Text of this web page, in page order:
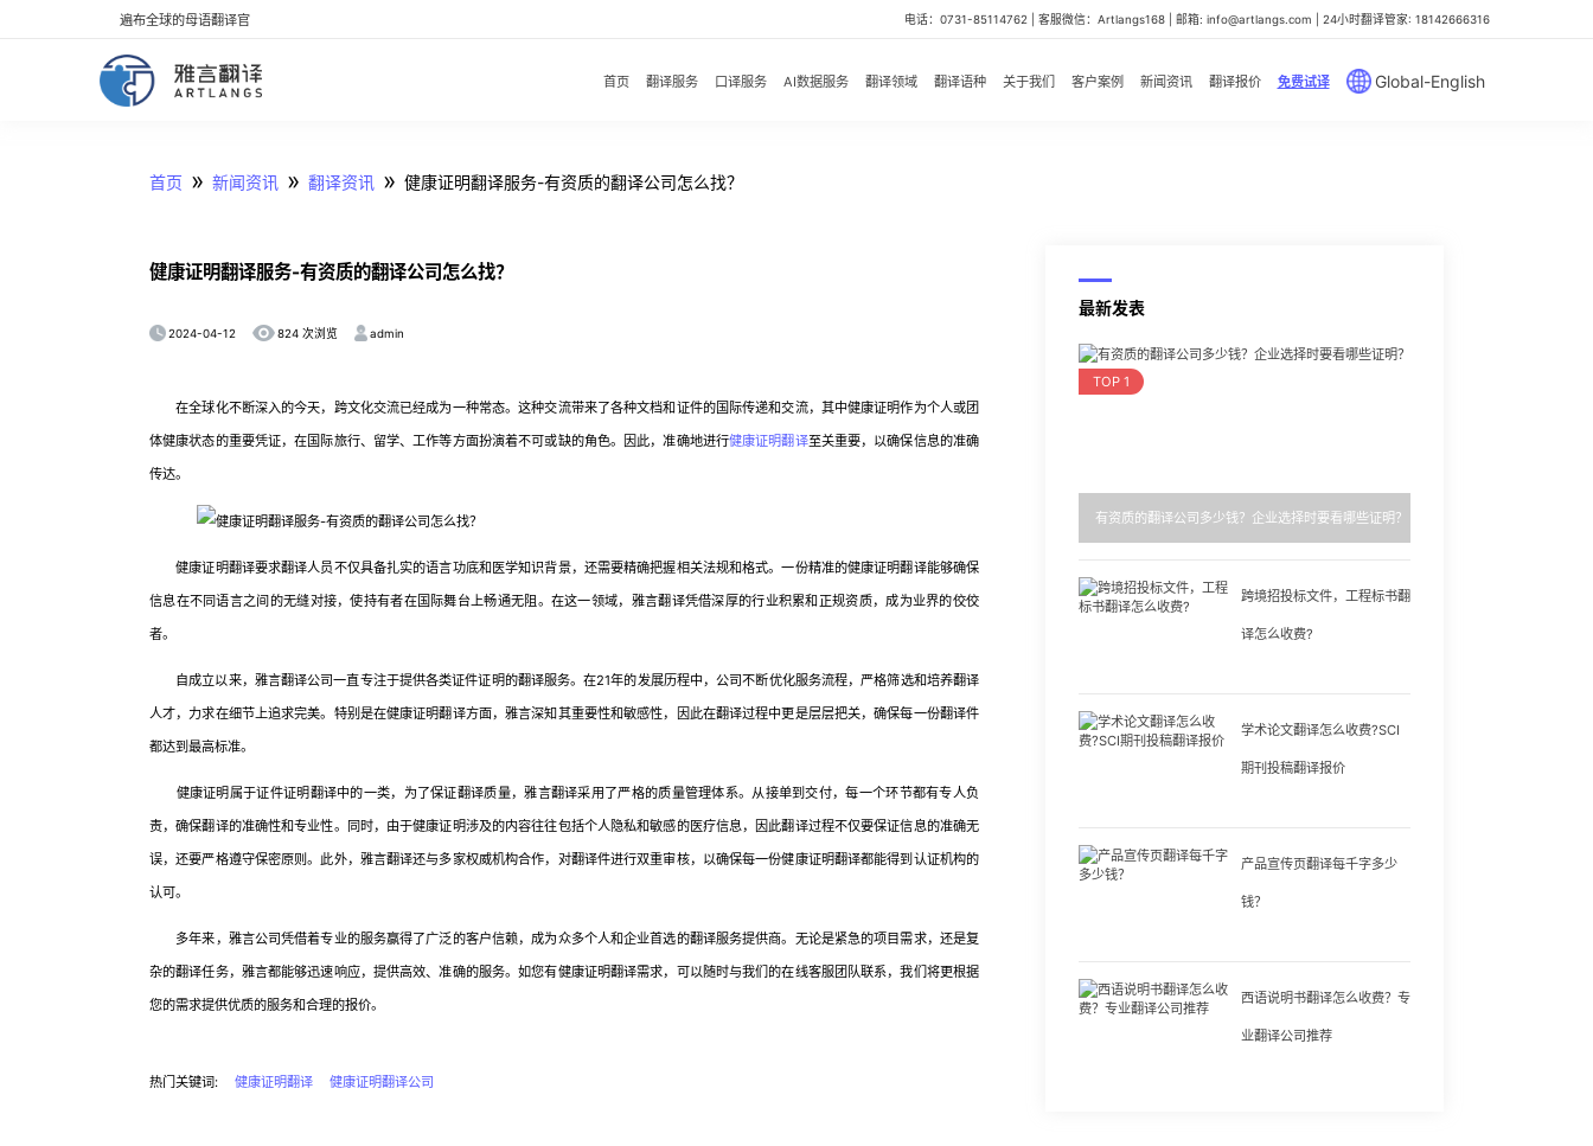
遍布全球的母语翻译官 电话：0731-85114762 | 客服微信：Artlangs168 | 邮箱: info@artlangs.com | 24小时翻译管家: 18142666316
首页 翻译服务 口译服务 AI数据服务 翻译领域 翻译语种 关于我们 客户案例 新闻资讯 翻译报价 免费试译 Global-English
首页 » 新闻资讯 » 翻译资讯 » 健康证明翻译服务-有资质的翻译公司怎么找？
健康证明翻译服务-有资质的翻译公司怎么找？
2024-04-12 824 次浏览 admin
在全球化不断深入的今天，跨文化交流已经成为一种常态。这种交流带来了各种文档和证件的国际传递和交流，其中健康证明作为个人或团
体健康状态的重要凭证，在国际旅行、留学、工作等方面扮演着不可或缺的角色。因此，准确地进行健康证明翻译至关重要，以确保信息的准确
传达。
健康证明翻译要求翻译人员不仅具备扎实的语言功底和医学知识背景，还需要精确把握相关法规和格式。一份精准的健康证明翻译能够确保
信息在不同语言之间的无缝对接，使持有者在国际舞台上畅通无阻。在这一领域，雅言翻译凭借深厚的行业积累和正规资质，成为业界的佼佼
者。
自成立以来，雅言翻译公司一直专注于提供各类证件证明的翻译服务。在21年的发展历程中，公司不断优化服务流程，严格筛选和培养翻译
人才，力求在细节上追求完美。特别是在健康证明翻译方面，雅言深知其重要性和敏感性，因此在翻译过程中更是层层把关，确保每一份翻译件
都达到最高标准。
健康证明属于证件证明翻译中的一类，为了保证翻译质量，雅言翻译采用了严格的质量管理体系。从接单到交付，每一个环节都有专人负
责，确保翻译的准确性和专业性。同时，由于健康证明涉及的内容往往包括个人隐私和敏感的医疗信息，因此翻译过程不仅要保证信息的准确无
误，还要严格遵守保密原则。此外，雅言翻译还与多家权威机构合作，对翻译件进行双重审核，以确保每一份健康证明翻译都能得到认证机构的
认可。
多年来，雅言公司凭借着专业的服务赢得了广泛的客户信赖，成为众多个人和企业首选的翻译服务提供商。无论是紧急的项目需求，还是复
杂的翻译任务，雅言都能够迅速响应，提供高效、准确的服务。如您有健康证明翻译需求，可以随时与我们的在线客服团队联系，我们将更根据
您的需求提供优质的服务和合理的报价。
热门关键词: 健康证明翻译 健康证明翻译公司
最新发表
TOP 1
有资质的翻译公司多少钱？企业选择时要看哪些证明？
跨境招投标文件，工程标书翻
译怎么收费?
学术论文翻译怎么收费?SCI
期刊投稿翻译报价
产品宣传页翻译每千字多少
钱？
西语说明书翻译怎么收费？专
业翻译公司推荐